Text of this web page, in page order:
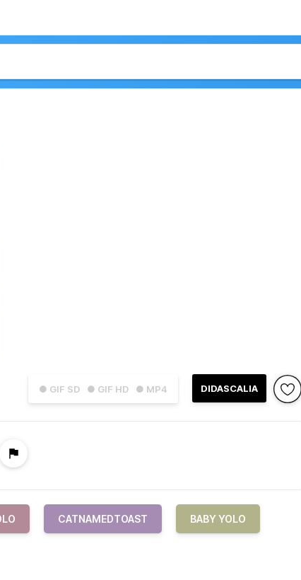
● GIF SD ● GIF HD ● MP4 DIDASCALIA
CATNAMEDTOAST BABY YOLO